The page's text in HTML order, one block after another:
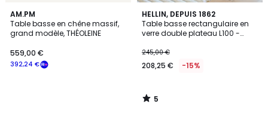
AM.PM
Table basse en chêne massif,
grand modèle, THÉOLEINE
392,24 €
559,00 €
HELLIN, DEPUIS 1862
Table basse rectangulaire en
verre double plateau L100 -
245,00 €
208,25 € -15%
5
/
5
5
/